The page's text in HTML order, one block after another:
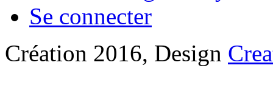
Se connecter
Création 2016, Design